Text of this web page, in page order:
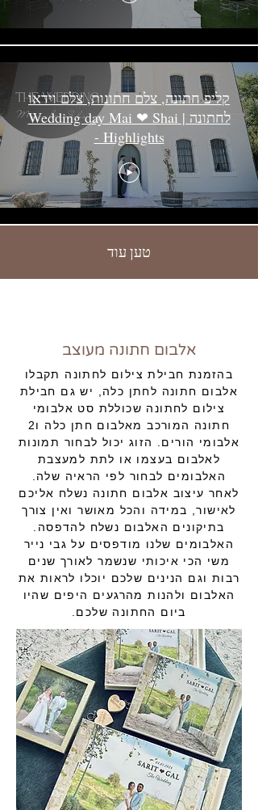
קליפ חתונה, צלם חתונות, צלם וידאו
לחתונה | Wedding day Mai ❤ Shai
- Highlights
טען עוד
אלבום חתונה מעוצב
בהזמנת חבילת צילום לחתונה תקבלו
אלבום חתונה לחתן כלה, יש גם חבילת
צילום לחתונה שכוללת סט אלבומי
חתונה המורכב מאלבום חתן כלה ו2
אלבומי הורים. הזוג יכול לבחור תמונות
לאלבום בעצמו או לתת למעצבת
האלבומים לבחור לפי הראיה שלה.
לאחר עיצוב אלבום חתונה נשלח אליכם
לאישור, במידה והכל מאושר ואין צורך
בתיקונים האלבום נשלח להדפסה.
האלבומים שלנו מודפסים על גבי נייר
משי הכי איכותי שנשמר לאורך שנים
רבות וגם הנינים שלכם יוכלו לראות את
האלבום ולהנות מהרגעים היפים שהיו
ביום החתונה שלכם.